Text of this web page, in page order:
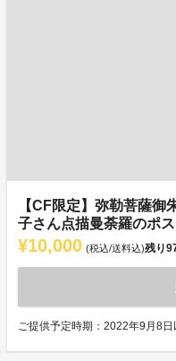
【CF限定】弥勒菩薩
子さん点描曼荼羅のポ
¥10,000 (税込/送料込)残り
ご提供予定時期：2022年9月8日